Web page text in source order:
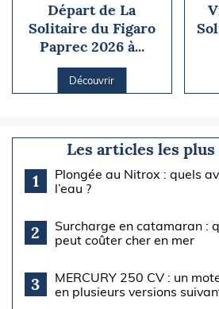
Départ de La
Solitaire du Figaro
Paprec 2026 à...
Découvrir
Les articles les
1
Plongée au Nitrox : quels
l’eau ?
2
Surcharge en catamaran :
peut coûter cher en mer
3
MERCURY 250 CV : un
en plusieurs versions